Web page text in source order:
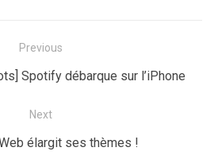
Previous
Spotify débarque sur l’iPhone
Next
élargit ses thèmes !